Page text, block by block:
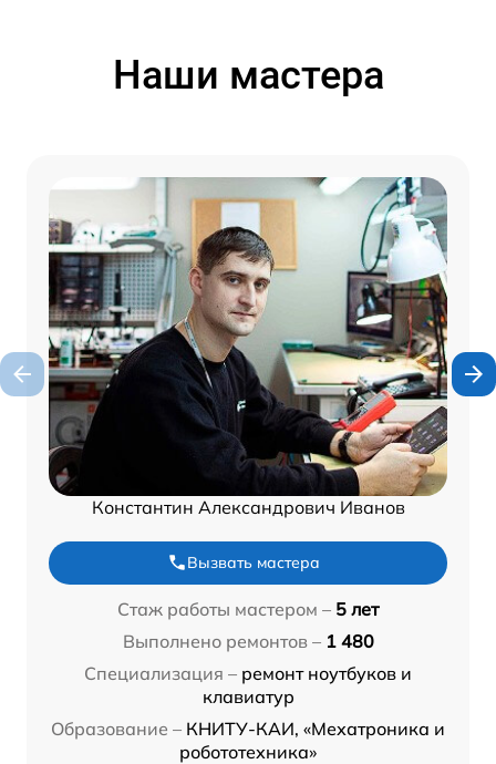
Наши мастера
Константин Александрович Иванов
Вызвать мастера
Стаж работы мастером – 5 лет
Выполнено ремонтов – 1 480
Специализация – ремонт ноутбуков и
клавиатур
Образование – КНИТУ-КАИ, «Мехатроника и
робототехника»